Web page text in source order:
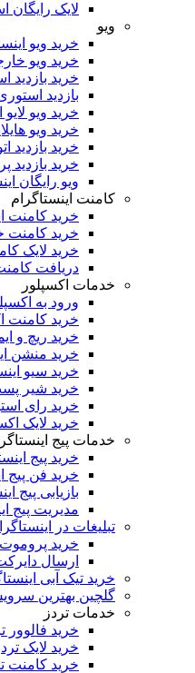
لایک رایگان استوری
خرید ویو اینستاگرام
خرید ویو خارجی
خرید بازدید استوری
بازدید استوری رایگان
خرید ویو لایو
خرید ویو هایلایت
خرید بازدید اتوماتیک
خرید بازدید پروفایل
ویو رایگان اینستاگرام
کامنت اینستاگرام
خرید کامنت
خرید کامنت خودکار
خرید لایک کامنت
دریافت کامنت رایگان
خدمات اکسپلور
ورود به اکسپلور
خرید کامنت اکسپلور
خرید ریچ و ایمپرشین
خرید منشن
خرید سیو اینستاگرام
خرید شیر پست
خرید رای استوری
خرید لایک اکسپلور
خدمات پیج اینستاگرام
خرید پیج اینستاگرام
خرید فن پیج
بازیابی پیج اینستاگرام
مدیریت پیج اینستاگرام
تبلیغات در اینستاگرام
خرید پروموت
ارسال دایرکت انبوه
خرید تیک آبی اینستاگرام
گلچین بهترین سرویس های
خدمات تردز
خرید فالوور تردز
خرید لایک تردز
خرید کامنت تردز